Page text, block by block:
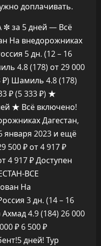
доплачивать.
за 5 дней — Всё
На внедорожниках
5 дн. (12 – 16
4.8(178) от 29 000
₽) Шамиль 4.8(178)
₽(5 333 ₽) ★
★ Всё включено!
Дагестан,
января 2023 и ещё
500 ₽ от 4 917 ₽
4 917 ₽Доступен
ВСЕ
На
3 дн. (14 – 16
Ахмад 4.9(184) 26 000
₽ 6 500 ₽
дней! Тур